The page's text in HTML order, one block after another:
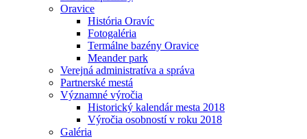
Oravice
História Oravíc
Fotogaléria
Termálne bazény Oravice
Meander park
Verejná administratíva a správa
Partnerské mestá
Významné výročia
Historický kalendár mesta 2018
Výročia osobností v roku 2018
Galéria